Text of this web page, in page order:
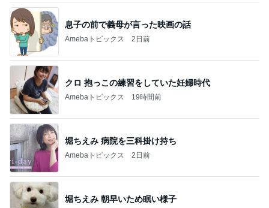
息子の前で義母が言った映画の話
Amebaトピックス 2日前
クロ 抱っこの練習をしていた妊婦時代
Amebaトピックス 19時間前
堀ちえみ 病院を三科掛け持ち
Amebaトピックス 2日前
堀ちえみ 朝早いため眠い様子